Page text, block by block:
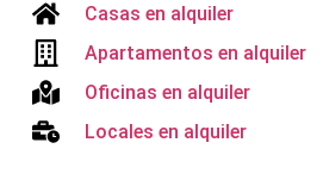
Casas en alquiler
Apartamentos en alquiler
Oficinas en alquiler
Locales en alquiler